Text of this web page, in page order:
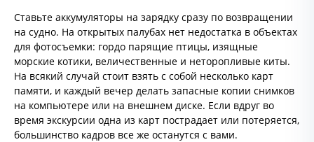
Ставьте аккумуляторы на зарядку сразу по возвращении
на судно. На открытых палубах нет недостатка в объектах
для фотосъемки: гордо парящие птицы, изящные
морские котики, величественные и неторопливые киты.
На всякий случай стоит взять с собой несколько карт
памяти, и каждый вечер делать запасные копии снимков
на компьютере или на внешнем диске. Если вдруг во
время экскурсии одна из карт пострадает или потеряется,
большинство кадров все же останутся с вами.